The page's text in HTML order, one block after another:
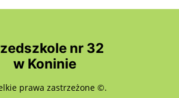
nr 32
w Koninie
prawa zastrzeżone ©.